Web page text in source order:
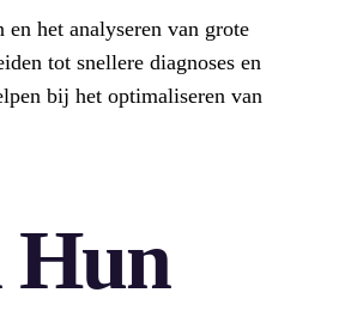
het analyseren van grote
tot snellere diagnoses en
bij het optimaliseren van
Hun